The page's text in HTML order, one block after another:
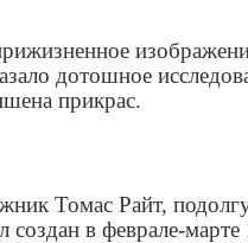
дотошное
прикрас.
Томас Райт,
в феврале-марте